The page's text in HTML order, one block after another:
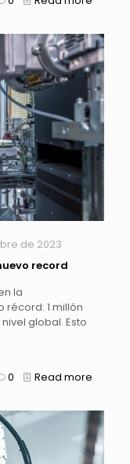
de 2023
record
la
récord: 1 millón
global. Esto
0 Read more